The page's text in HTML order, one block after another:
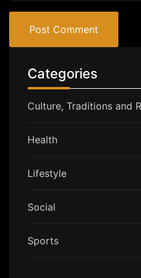
Post Comment
Categories
Culture, Traditions and
Health
Lifestyle
Social
Sports